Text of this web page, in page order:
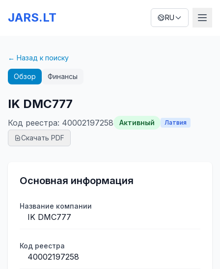
JARS.LT RU
← Назад к поиску
Обзор Финансы
IK DMC777
Код реестра: 40002197258 Активный Латвия
Скачать PDF
Основная информация
Название компании
IK DMC777
Код реестра
40002197258